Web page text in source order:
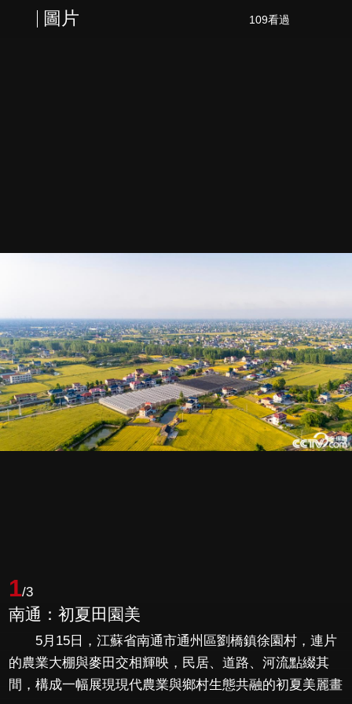
圖片 109看過
1/3
南通：初夏田園美
5月15日，江蘇省南通市通州區劉橋鎮徐園村，連片
的農業大棚與麥田交相輝映，民居、道路、河流點綴其
間，構成一幅展現現代農業與鄉村生態共融的初夏美麗畫